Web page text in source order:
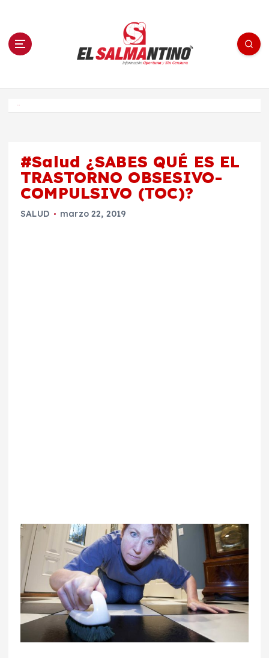
n El Salmantino - medios/noticias/editorial
#Salud ¿SABES QUÉ ES EL
TRASTORNO OBSESIVO-
COMPULSIVO (TOC)?
SALUD marzo 22, 2019